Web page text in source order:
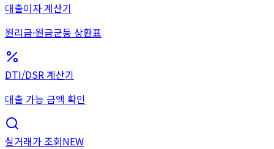
대출이자 계산기
원리금·원금균등 상환표
DTI/DSR 계산기
대출 가능 금액 확인
실거래가 조회NEW